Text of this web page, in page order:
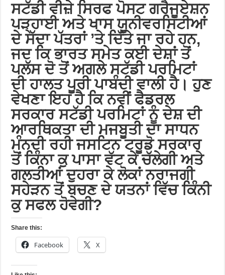
ਸਟੱਡੀ ਵੀਜ਼ੇ ਸਿਰਫ ਪੋਸਟ ਗਰੈਜੂਏਸ਼ਨ
ਪੜ੍ਹਾਈ ਅਤੇ ਖਾਸ ਯੂਨੀਵਰਸਿਟੀਆਂ
ਦੇ ਸੱਦਾ ਪੱਤਰਾਂ ’ਤੇ ਦਿੱਤੇ ਜਾ ਰਹੇ ਹਨ,
ਜਦ ਕਿ ਭਾਰਤ ਸਮੇਤ ਕਈ ਦੇਸ਼ਾਂ ਤੋਂ
ਪਲੱਸ ਦੋ ਤੋਂ ਅਗਲੇ ਸਟੱਡੀ ਪਰਮਿਟਾਂ
ਦੀ ਹਾਲਤ ਪੂਰੀ ਪਾਬੰਦੀ ਵਾਲੀ ਹੈ। ਹੁਣ
ਵੇਖਣਾ ਇਹ ਹੈ ਕਿ ਨਵੀਂ ਫੈਡਰਲ
ਸਰਕਾਰ ਸਟੱਡੀ ਪਰਮਿਟਾਂ ਨੂੰ ਦੇਸ਼ ਦੀ
ਆਰਥਿਕਤਾ ਦੀ ਮਜਬੂਤੀ ਦਾ ਸਾਧਨ
ਮੰਨਦੀ ਰਹੀ ਜਸਟਿਨ ਟਰੂਡੋ ਸਰਕਾਰ
ਤੋਂ ਕਿੰਨਾ ਕੁ ਪਾਸਾ ਵੱਟ ਕੇ ਚੱਲੇਗੀ ਅਤੇ
ਗਲਤੀਆਂ ਦੁਹਰਾ ਕੇ ਲੋਕਾਂ ਨਰਾਜਗੀ
ਸਹੇੜਨ ਤੋਂ ਬਚਣ ਦੇ ਯਤਨਾਂ ਵਿੱਚ ਕਿੰਨੀ
ਕੁ ਸਫਲ ਹੋਵੇਗੀ?
Share this:
Facebook X